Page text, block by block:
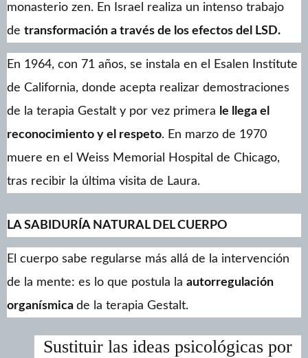
monasterio zen. En Israel realiza un intenso trabajo
de transformación a través de los efectos del LSD.
En 1964, con 71 años, se instala en el Esalen Institute
de California, donde acepta realizar demostraciones
de la terapia Gestalt y por vez primera le llega el
reconocimiento y el respeto. En marzo de 1970
muere en el Weiss Memorial Hospital de Chicago,
tras recibir la última visita de Laura.
LA SABIDURÍA NATURAL DEL CUERPO
El cuerpo sabe regularse más allá de la intervención
de la mente: es lo que postula la autorregulación
organísmica de la terapia Gestalt.
Sustituir las ideas psicológicas por